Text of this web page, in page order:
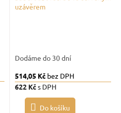
uzávěrem
Dodáme do 30 dní
514,05 Kč bez DPH
622 Kčs DPH
Do košíku